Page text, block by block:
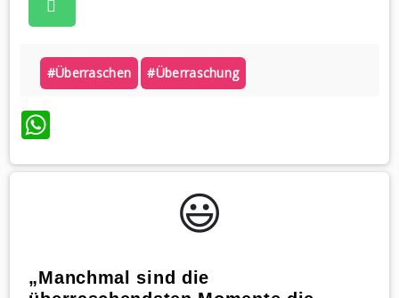
#überraschen #überraschung
WhatsApp
😃️
„Manchmal sind die